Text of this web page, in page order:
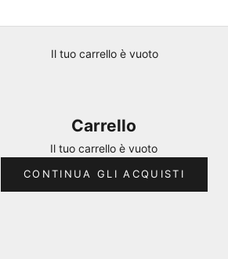
Il tuo carrello è vuoto
Carrello
Il tuo carrello è vuoto
CONTINUA GLI ACQUISTI